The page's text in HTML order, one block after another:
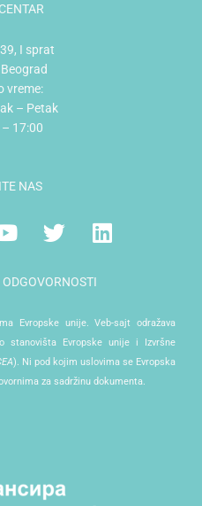
I sprat
vreme:
– Petak
17:00
NAS
YoutubeTwitterLinkedin
Evropske unije. Veb-sajt odražava
stanovišta Evropske unije i Izvršne
). Ni pod kojim uslovima se Evropska
za sadržinu dokumenta.